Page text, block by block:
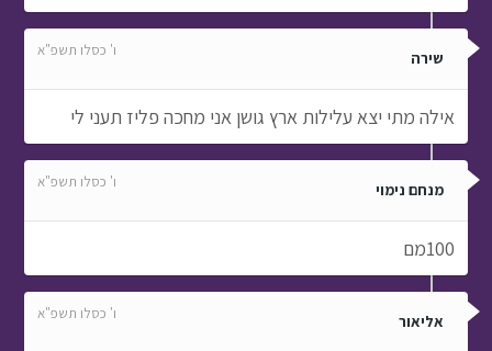
שירה ו' כסלו תשפ"א
אילה מתי יצא עלילות ארץ גושן אני מחכה פליז תעני לי
מנחם נימוי ו' כסלו תשפ"א
100מם
אליאור ו' כסלו תשפ"א